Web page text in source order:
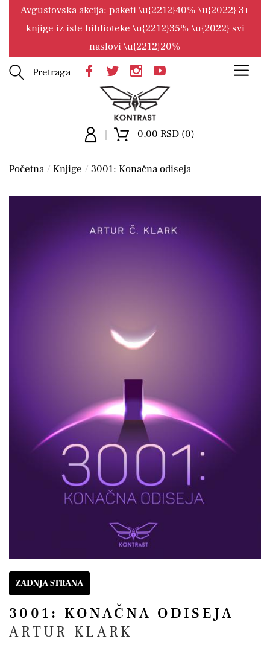
Avgustovska akcija: paketi \u{2212}40% \u{2022} 3+
knjige iz iste biblioteke \u{2212}35% \u{2022} svi
naslovi \u{2212}20%
Pretraga
0,00 RSD (0)
Početna Knjige 3001: Konačna odiseja
ZADNJA STRANA
3001: KONAČNA ODISEJA
ARTUR KLARK